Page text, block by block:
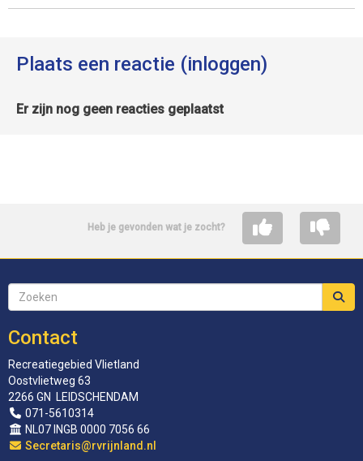
Plaats een reactie (inloggen)
Er zijn nog geen reacties geplaatst
Heb je gevonden wat je zocht?
Contact
Recreatiegebied Vlietland
Oostvlietweg 63
2266 GN LEIDSCHENDAM
071-5610314
NL07 INGB 0000 7056 66
siraterceS@rvrijnland.nl